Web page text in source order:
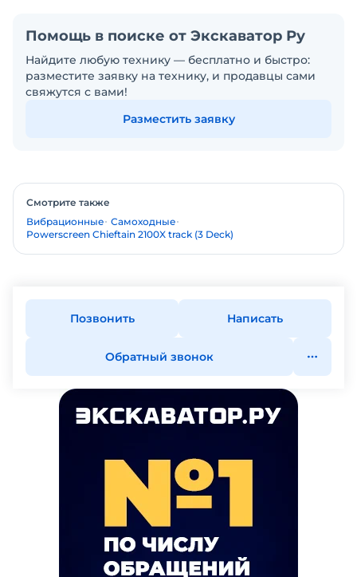
Помощь в поиске от Экскаватор Ру
Найдите любую технику — бесплатно и быстро:
разместите заявку на технику, и продавцы сами
свяжутся с вами!
Разместить заявку
Смотрите также
Вибрационные Самоходные
Powerscreen Chieftain 2100X track (3 Deck)
Позвонить Написать
Обратный звонок